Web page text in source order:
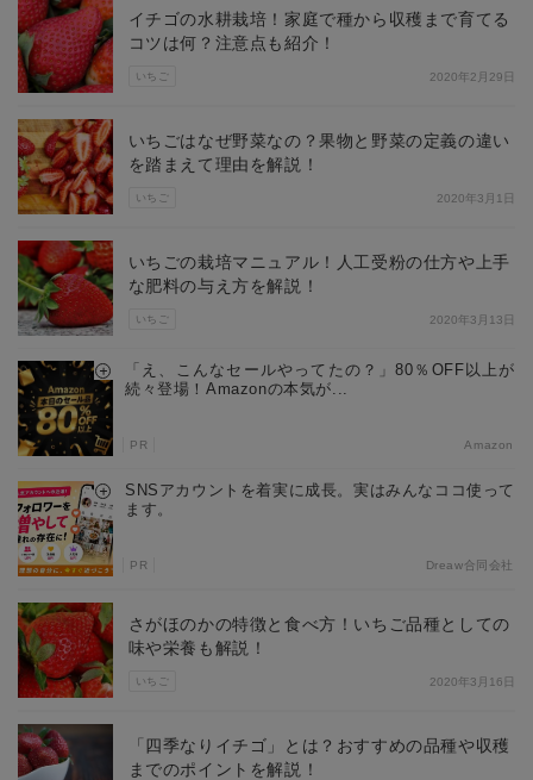
いちご
イチゴの水耕栽培！家庭で種から収穫まで育てる
コツは何？注意点も紹介！
2020年2月29日
いちご
いちごはなぜ野菜なの？果物と野菜の定義の違い
を踏まえて理由を解説！
2020年3月1日
いちご
いちごの栽培マニュアル！人工受粉の仕方や上手
な肥料の与え方を解説！
2020年3月13日
「え、こんなセールやってたの？」80％OFF以上が
続々登場！Amazonの本気が...
PR Amazon
SNSアカウントを着実に成長。実はみんなココ使って
ます。
PR Dreaw合同会社
いちご
さがほのかの特徴と食べ方！いちご品種としての
味や栄養も解説！
2020年3月16日
「四季なりイチゴ」とは？おすすめの品種や収穫
までのポイントを解説！